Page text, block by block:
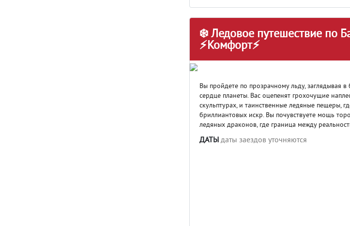
❄️ Ледовое путешествие по
⚡Комфорт⚡
Вы пройдете по прозрачному льду, заглядывая
сердце планеты. Вас оцепенят грохочущие
скульптурах, и таинственные ледяные пещеры,
бриллиантовых искр. Вы почувствуете мощь
ледяных драконов, где граница между
ДАТЫ даты заездов уточняются